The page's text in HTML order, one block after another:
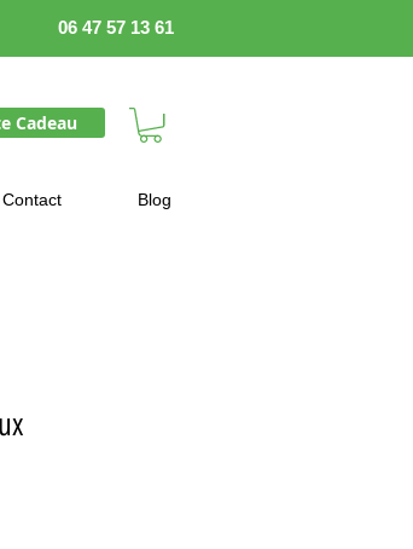
06 47 57 13 61
Cadeau
Contact Blog